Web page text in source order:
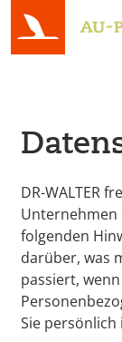
DR-WALTER
Unternehmen
folgenden
darüber, was
passiert,
Sie